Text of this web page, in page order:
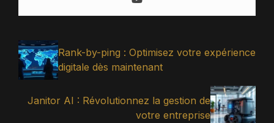
Rank-by-ping : Optimisez votre expérience
digitale dès maintenant
Janitor AI : Révolutionnez la gestion de
votre entreprise